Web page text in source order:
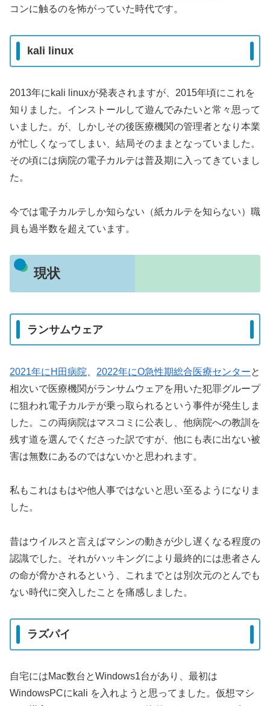
コンに触るのを怖がっていた時代です。
kali linux
2013年にkali linuxが発表されますが、2015年頃にこれを
知りました。インストールして遊んでみたいと常々思って
いました。が、しかしその後医療機関の管理者となり本業
が忙しくなってしまい、結局そのままとなっていました。
その頃には病院の電子カルテは普及期に入ってきていまし
た。
今では電子カルテしか知らない（紙カルテを知らない）職
員も過半数を超えています。
現状
ランサムウェア
2021年にH田病院 2022年にO急性期総合医療センターと
相次いで医療機関がランサムウェアを用いた犯罪グループ
に狙われ電子カルテが乗っ取られるという事件が発生しま
した。この両病院はマスコミに公表し、他病院への教訓を
残す道を選んでくださった訳ですが、他にも表に出ない被
害は無数にあるのではないかと思われます。
私もこれはもはや他人事ではないと思い至るようになりま
した。
昔はウイルスと言えばマシンの動きが少し遅くなる程度の
認識でした。それがハッキングにより最終的には患者さん
の命が脅かされるという、これまでとは別次元のとんでも
ない時代に突入したことを痛感しました。
ラズパイ
自宅にはMac数台とWindows1台があり、最初は
WindowsPCにkali を入れようと思ってました。仮想マシ